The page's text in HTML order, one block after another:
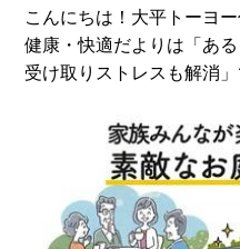
こんにちは！大平トーヨ
健康・快適だよりは「あ
受け取りストレスも解消